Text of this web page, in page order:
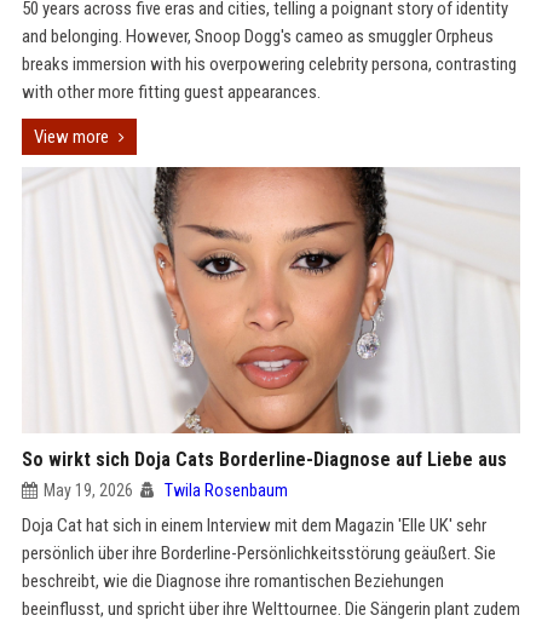
50 years across five eras and cities, telling a poignant story of identity
and belonging. However, Snoop Dogg's cameo as smuggler Orpheus
breaks immersion with his overpowering celebrity persona, contrasting
with other more fitting guest appearances.
View more
So wirkt sich Doja Cats Borderline-Diagnose auf Liebe aus
May 19, 2026 Twila Rosenbaum
Doja Cat hat sich in einem Interview mit dem Magazin 'Elle UK' sehr
persönlich über ihre Borderline-Persönlichkeitsstörung geäußert. Sie
beschreibt, wie die Diagnose ihre romantischen Beziehungen
beeinflusst, und spricht über ihre Welttournee. Die Sängerin plant zudem